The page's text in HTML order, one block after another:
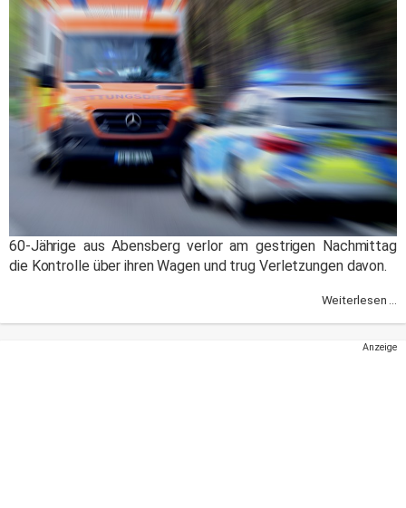
60-Jährige aus Abensberg verlor am gestrigen Nachmittag
die Kontrolle über ihren Wagen und trug Verletzungen davon.
Weiterlesen ...
Anzeige